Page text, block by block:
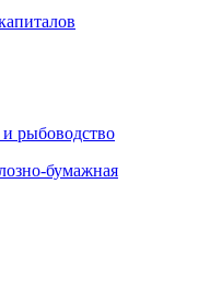
и рыбоводство
бумажная